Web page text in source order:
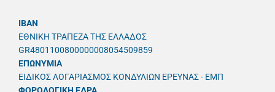
IBAN
ΕΘΝΙΚΗ ΤΡΑΠΕΖΑ ΤΗΣ ΕΛΛΑΔΟΣ
GR4801100800000008054509859
ΕΠΩΝΥΜΙΑ
ΕΙΔΙΚΟΣ ΛΟΓΑΡΙΑΣΜΟΣ ΚΟΝΔΥΛΙΩΝ ΕΡΕΥΝΑΣ - ΕΜΠ